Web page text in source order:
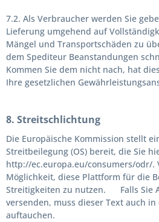
7.2. Als Verbraucher werden Sie
Lieferung umgehend auf
Mängel und Transportschäden zu
dem Spediteur Beanstandungen
Kommen Sie dem nicht nach, hat
Ihre gesetzlichen
8. Streitschlichtung
Die Europäische Kommission stellt
Streitbeilegung (OS) bereit, die Sie
http://ec.europa.eu/consumers/odr/.
Möglichkeit, diese Plattform für die
Streitigkeiten zu nutzen. Falls Sie
versenden, muss dieser Text auch in
auftauchen.